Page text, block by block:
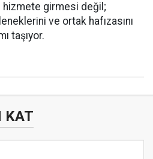
hizmete girmesi değil;
ve ortak hafızasını
taşıyor.
KAT